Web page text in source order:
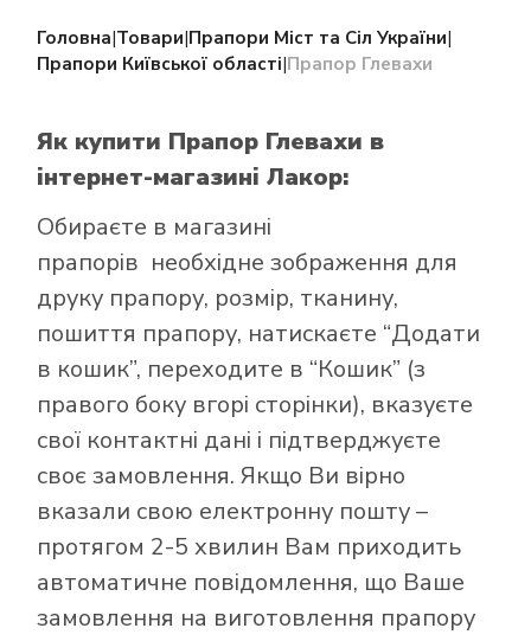
Головна|Товари|Прапори Міст та Сіл України|
Прапори Київської області|Прапор Глевахи
Як купити Прапор Глевахи в
інтернет-магазині Лакор:
Обираєте в магазині
прапорів необхідне зображення для
друку прапору, розмір, тканину,
пошиття прапору, натискаєте “Додати
в кошик”, переходите в “Кошик” (з
правого боку вгорі сторінки), вказуєте
свої контактні дані і підтверджуєте
своє замовлення. Якщо Ви вірно
вказали свою електронну пошту –
протягом 2-5 хвилин Вам приходить
автоматичне повідомлення, що Ваше
замовлення на виготовлення прапору